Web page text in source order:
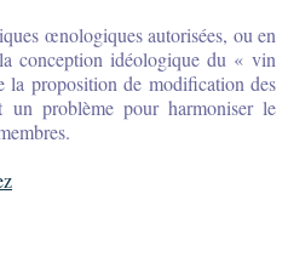
œnologiques autorisées, ou en
conception idéologique du « vin
la proposition de modification des
un problème pour harmoniser le